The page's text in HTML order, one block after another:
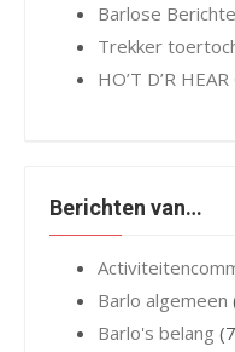
Barlose
Trekker
HO’T D’R
Berichten van…
Barlo algemeen
Barlo's belang